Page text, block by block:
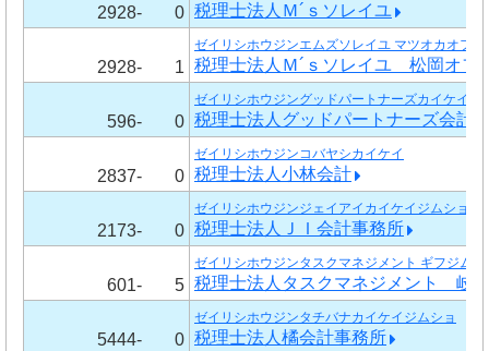
2928- 0 税理士法人Ｍ´ｓソレイユ
2928- 1
ゼイリシホウジンエムズソレイユ マツオカオフィ
税理士法人Ｍ´ｓソレイユ 松岡オフ
596- 0
ゼイリシホウジングッドパートナーズカイケイジ
税理士法人グッドパートナーズ会計
2837- 0
ゼイリシホウジンコバヤシカイケイ
税理士法人小林会計
2173- 0
ゼイリシホウジンジェイアイカイケイジムショ
税理士法人ＪＩ会計事務所
601- 5
ゼイリシホウジンタスクマネジメント ギフジムシ
税理士法人タスクマネジメント 岐
5444- 0
ゼイリシホウジンタチバナカイケイジムショ
税理士法人橘会計事務所